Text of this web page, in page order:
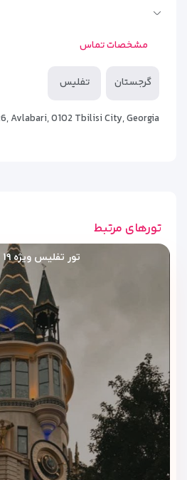
پارک 9 آوریل
مشخصات تماس
گرجستان تفلیس
Avlabari, 0102 Tbilisi City, Georgia
تورهای مرتبط
تور تفلیس ویژه ۱۹ اسفند